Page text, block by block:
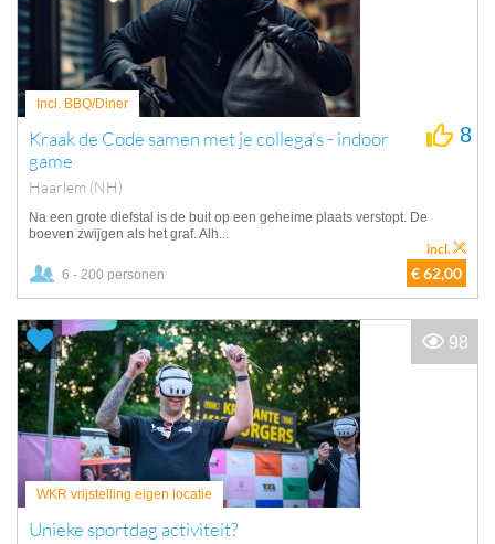
Incl. BBQ/Diner
Kraak de Code samen met je collega's - indoor
game
Haarlem (NH)
8
Na een grote diefstal is de buit op een geheime plaats verstopt. De
boeven zwijgen als het graf. Alh...
6 - 200 personen € 62,00
incl.
WKR vrijstelling eigen locatie
Unieke sportdag activiteit?
98